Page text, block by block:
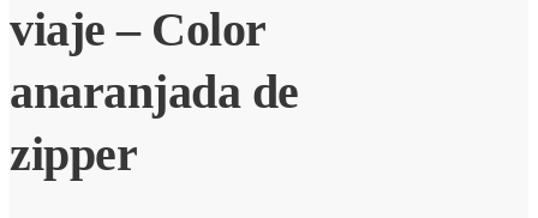
viaje – Color
anaranjada de
zipper